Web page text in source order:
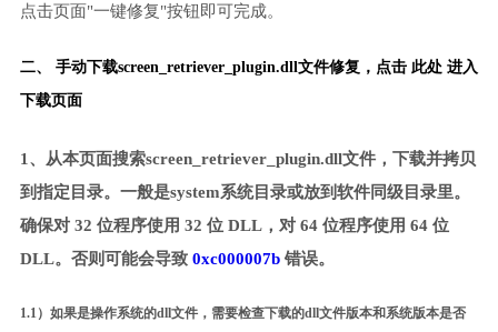
点击页面"一键修复"按钮即可完成。
二、 手动下载screen_retriever_plugin.dll文件修复， 点击 此处 进入
下载页面
1、从本页面搜索screen_retriever_plugin.dll文件，下载并拷贝
到指定目录。一般是system系统目录或放到软件同级目录里。
确保对 32 位程序使用 32 位 DLL，对 64 位程序使用 64 位
DLL。否则可能会导致 0xc000007b错误。
1.1）如果是操作系统的dll文件，需要检查下载的dll文件版本和系统版本是否